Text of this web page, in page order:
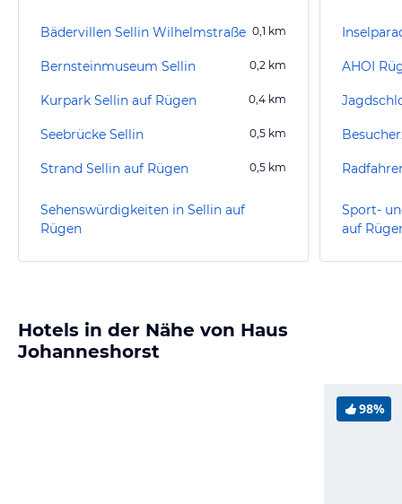
Bädervillen Sellin Wilhelmstraße 0,1 km
Bernsteinmuseum Sellin 0,2 km
Kurpark Sellin auf Rügen 0,4 km
Seebrücke Sellin 0,5 km
Strand Sellin auf Rügen 0,5 km
Sehenswürdigkeiten in Sellin auf
Rügen
Sport-
auf
Hotels in der Nähe von Haus
Johanneshorst
98%